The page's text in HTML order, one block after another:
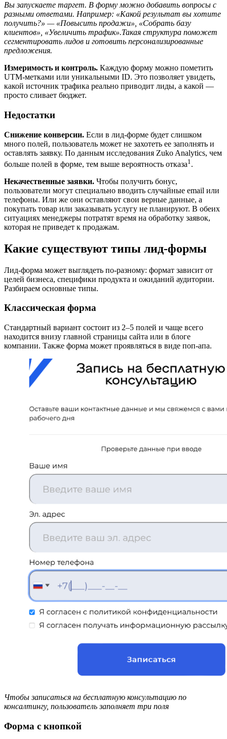
Вы запускаете таргет. В форму можно добавить вопросы с
разными ответами. Например: «Какой результат вы хотите
получить?» — «Повысить продажи», «Собрать базу
клиентов», «Увеличить трафик».Такая структура поможет
сегментировать лидов и готовить персонализированные
предложения.
Измеримость и контроль. Каждую форму можно пометить
UTM-метками или уникальными ID. Это позволяет увидеть,
какой источник трафика реально приводит лиды, а какой —
просто сливает бюджет.
Недостатки
Снижение конверсии. Если в лид-форме будет слишком
много полей, пользователь может не захотеть ее заполнять и
оставлять заявку. По данным исследования Zuko Analytics, чем
больше полей в форме, тем выше вероятность отказа1 .
Некачественные заявки. Чтобы получить бонус,
пользователи могут специально вводить случайные email или
телефоны. Или же они оставляют свои верные данные, а
покупать товар или заказывать услугу не планируют. В обеих
ситуациях менеджеры потратят время на обработку заявок,
которая не приведет к продажам.
Какие существуют типы лид-формы
Лид-форма может выглядеть по-разному: формат зависит от
целей бизнеса, специфики продукта и ожиданий аудитории.
Разбираем основные типы.
Классическая форма
Стандартный вариант состоит из 2–5 полей и чаще всего
находится внизу главной страницы сайта или в блоге
компании. Также форма может проявляться в виде поп-апа.
Чтобы записаться на бесплатную консультацию по
консалтингу, пользователь заполняет три поля
Форма с кнопкой